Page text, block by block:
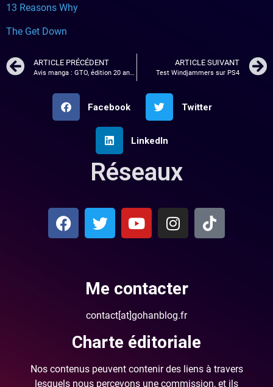
13 Reasons Why
The Get Down
ARTICLE PRÉCÉDENT
Avis manga : GTO, édition 20 ans (tome 1 et tome 2)
ARTICLE SUIVANT
Test Windjammers sur PS4
Facebook Twitter
LinkedIn
Réseaux
Me contacter
contact[at]gohanblog.fr
Charte éditoriale
Nos contenus peuvent contenir des liens à travers
lesquels nous percevons une commission, et ils